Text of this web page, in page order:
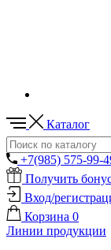
Каталог
+7(985) 575-99-
Получить
Вход/
Корзина 0
Линии продукции